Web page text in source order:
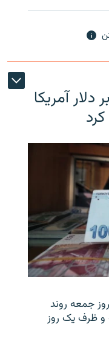
دلار آمریکا
جمعه روند
و ظرف یک روز